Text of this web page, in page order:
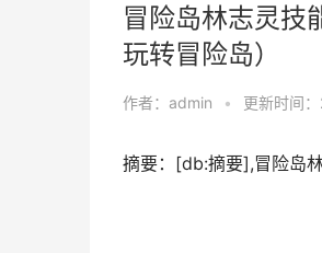
冒险岛林志灵技
玩转冒险岛）
作者： admin • 更新时间
摘要：[db:摘要],冒险岛